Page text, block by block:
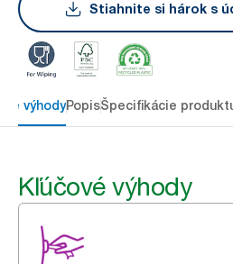
Stiahnite si hárok s
výhodyPopisŠpecifikácie
Kľúčové výhody